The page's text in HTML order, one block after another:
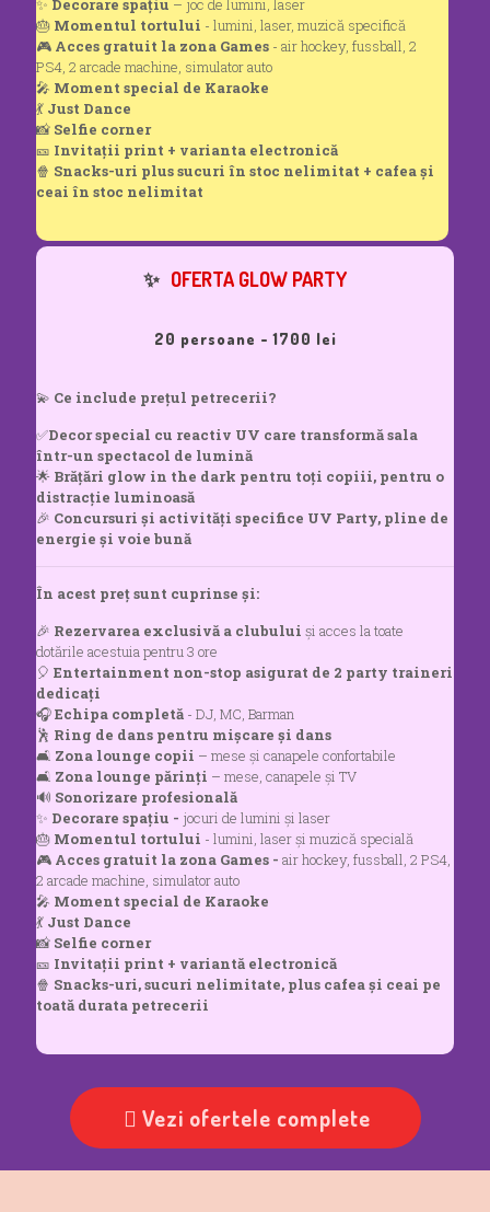
✨ Decorare spațiu – joc de lumini, laser
🎂 Momentul tortului - lumini, laser, muzică specifică
🎮 Acces gratuit la zona Games - air hockey, fussball, 2
PS4, 2 arcade machine, simulator auto
🎤 Moment special de Karaoke
💃 Just Dance
📸 Selfie corner
🎫 Invitații print + varianta electronică
🍿 Snacks-uri plus sucuri în stoc nelimitat + cafea și
ceai în stoc nelimitat
✨ OFERTA GLOW PARTY
20 persoane - 1700 lei
💫 Ce include prețul petrecerii?
✅Decor special cu reactiv UV care transformă sala
într-un spectacol de lumină
🌟 Brățări glow in the dark pentru toți copiii, pentru o
distracție luminoasă
🎉 Concursuri și activități specifice UV Party, pline de
energie și voie bună
În acest preț sunt cuprinse și:
🎉 Rezervarea exclusivă a clubului și acces la toate
dotările acestuia pentru 3 ore
🎈 Entertainment non-stop asigurat de 2 party traineri
dedicați
🎧Echipa completă - DJ, MC, Barman
🕺 Ring de dans pentru mișcare și dans
🛋️ Zona lounge copii – mese și canapele confortabile
🛋️ Zona lounge părinți – mese, canapele și TV
🔊 Sonorizare profesională
✨ Decorare spațiu - jocuri de lumini și laser
🎂 Momentul tortului - lumini, laser și muzică specială
🎮 Acces gratuit la zona Games - air hockey, fussball, 2 PS4,
2 arcade machine, simulator auto
🎤 Moment special de Karaoke
💃 Just Dance
📸 Selfie corner
🎫 Invitații print + variantă electronică
🍿 Snacks-uri, sucuri nelimitate, plus cafea și ceai pe
toată durata petrecerii
Vezi ofertele complete